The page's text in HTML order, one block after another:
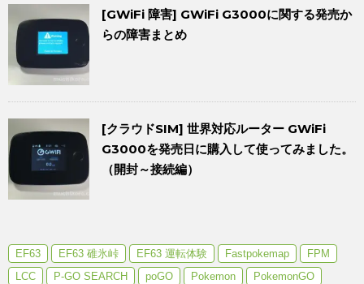
[GWiFi 障害] GWiFi G3000に関する発売か
らの障害まとめ
[クラウドSIM] 世界対応ルーター GWiFi
G3000を発売日に購入して使ってみました。
（開封～接続編）
EF63 EF63 碓氷峠 EF63 運転体験 Fastpokemap
FPM
LCC
P-GO SEARCH poGO Pokemon
PokemonGO